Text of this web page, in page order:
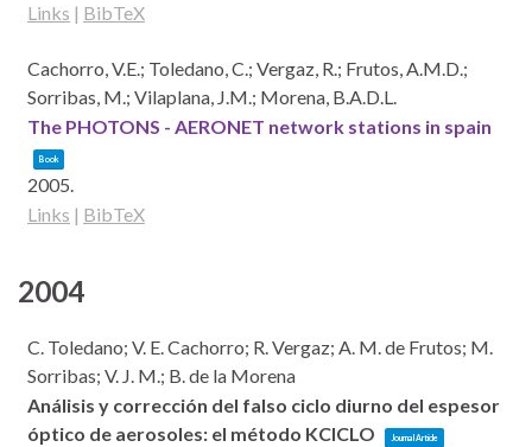
Links | BibTeX
Cachorro, V.E.; Toledano, C.; Vergaz, R.; Frutos, A.M.D.;
Sorribas, M.; Vilaplana, J.M.; Morena, B.A.D.L.
The PHOTONS - AERONET network stations in spain
Book
2005.
Links | BibTeX
2004
C. Toledano; V. E. Cachorro; R. Vergaz; A. M. de Frutos; M.
Sorribas; V. J. M.; B. de la Morena
Análisis y corrección del falso ciclo diurno del espesor
óptico de aerosoles: el método KCICLO
Journal Article